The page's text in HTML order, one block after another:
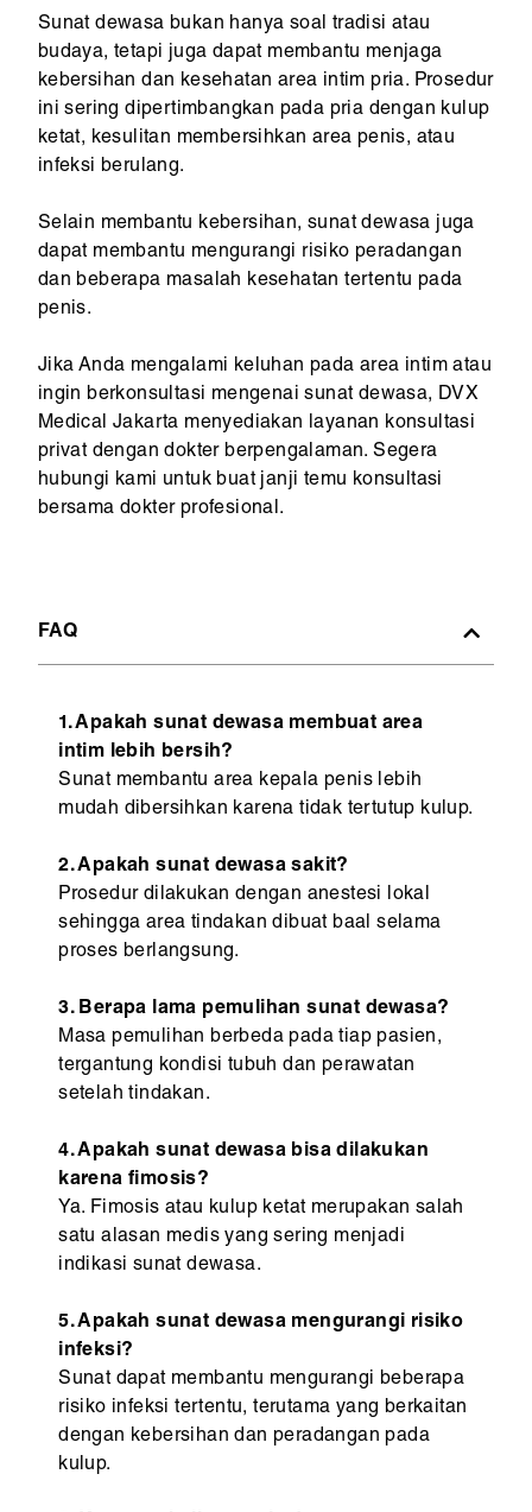
Sunat dewasa bukan hanya soal tradisi atau
budaya, tetapi juga dapat membantu menjaga
kebersihan dan kesehatan area intim pria. Prosedur
ini sering dipertimbangkan pada pria dengan kulup
ketat, kesulitan membersihkan area penis, atau
infeksi berulang.
Selain membantu kebersihan, sunat dewasa juga
dapat membantu mengurangi risiko peradangan
dan beberapa masalah kesehatan tertentu pada
penis.
Jika Anda mengalami keluhan pada area intim atau
ingin berkonsultasi mengenai sunat dewasa, DVX
Medical Jakarta menyediakan layanan konsultasi
privat dengan dokter berpengalaman. Segera
hubungi kami untuk buat janji temu konsultasi
bersama dokter profesional.
FAQ
1. Apakah sunat dewasa membuat area
intim lebih bersih?
Sunat membantu area kepala penis lebih
mudah dibersihkan karena tidak tertutup kulup.
2. Apakah sunat dewasa sakit?
Prosedur dilakukan dengan anestesi lokal
sehingga area tindakan dibuat baal selama
proses berlangsung.
3. Berapa lama pemulihan sunat dewasa?
Masa pemulihan berbeda pada tiap pasien,
tergantung kondisi tubuh dan perawatan
setelah tindakan.
4. Apakah sunat dewasa bisa dilakukan
karena fimosis?
Ya. Fimosis atau kulup ketat merupakan salah
satu alasan medis yang sering menjadi
indikasi sunat dewasa.
5. Apakah sunat dewasa mengurangi risiko
infeksi?
Sunat dapat membantu mengurangi beberapa
risiko infeksi tertentu, terutama yang berkaitan
dengan kebersihan dan peradangan pada
kulup.